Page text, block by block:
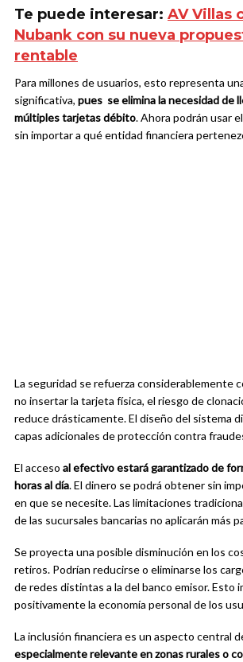
Te puede interesar: AV Villas
Nubank con su nueva
rentable
Para millones de usuarios, esto representa
significativa, pues se elimina la necesidad de
múltiples tarjetas débito. Ahora podrán usar
sin importar a qué entidad financiera
La seguridad se refuerza considerablemente
no insertar la tarjeta física, el riesgo de
reduce drásticamente. El diseño del sistema
capas adicionales de protección contra
El acceso al efectivo estará garantizado de
horas al día. El dinero se podrá obtener sin
en que se necesite. Las limitaciones
de las sucursales bancarias no aplicarán más
Se proyecta una posible disminución en los
retiros. Podrían reducirse o eliminarse los
de redes distintas a la del banco emisor. Esto
positivamente la economía personal de los
La inclusión financiera es un aspecto central
especialmente relevante en zonas rurales o